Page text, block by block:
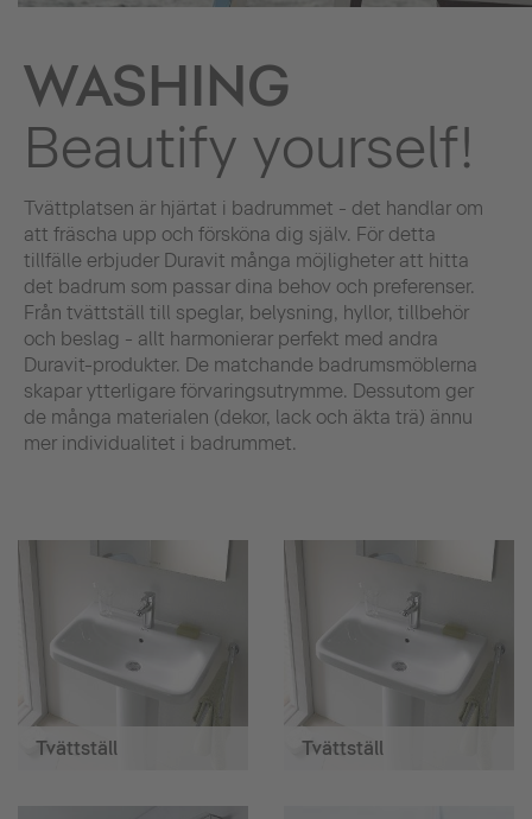
WASHING
Beautify yourself!
Tvättplatsen är hjärtat i badrummet - det handlar om
att fräscha upp och försköna dig själv. För detta
tillfälle erbjuder Duravit många möjligheter att hitta
det badrum som passar dina behov och preferenser.
Från tvättställ till speglar, belysning, hyllor, tillbehör
och beslag - allt harmonierar perfekt med andra
Duravit-produkter. De matchande badrumsmöblerna
skapar ytterligare förvaringsutrymme. Dessutom ger
de många materialen (dekor, lack och äkta trä) ännu
mer individualitet i badrummet.
Tvättställ Tvättställ